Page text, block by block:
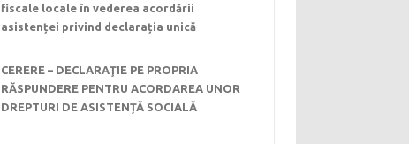
fiscale locale în vederea acordării
asistenței privind declarația unică
CERERE – DECLARAŢIE PE PROPRIA
RĂSPUNDERE PENTRU ACORDAREA UNOR
DREPTURI DE ASISTENȚĂ SOCIALĂ